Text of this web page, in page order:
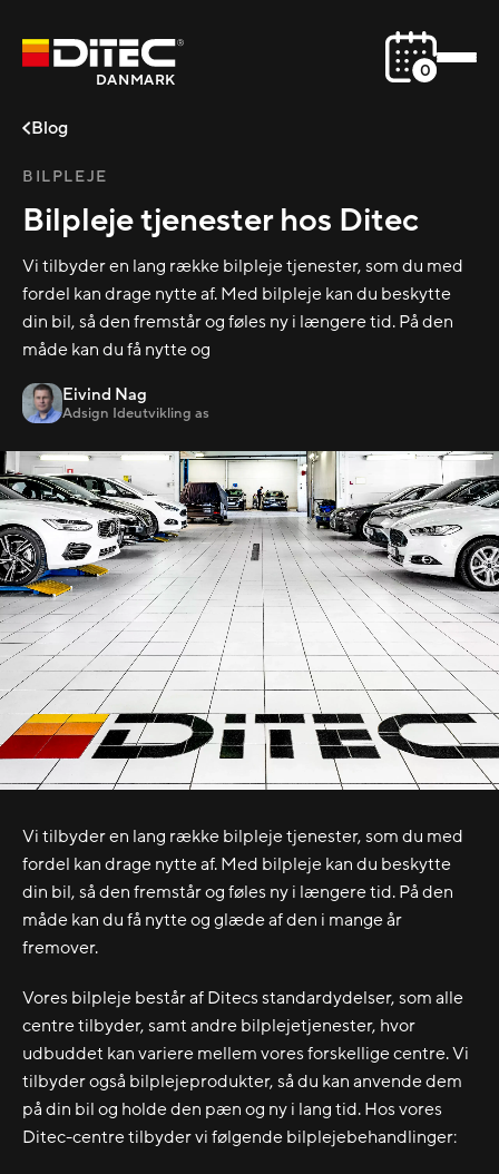
DANMARK 0
Blog
BILPLEJE
Bilpleje tjenester hos Ditec
Vi tilbyder en lang række bilpleje tjenester, som du med
fordel kan drage nytte af. Med bilpleje kan du beskytte
din bil, så den fremstår og føles ny i længere tid. På den
måde kan du få nytte og
Eivind Nag
Adsign Ideutvikling as
Vi tilbyder en lang række bilpleje tjenester, som du med
fordel kan drage nytte af. Med bilpleje kan du beskytte
din bil, så den fremstår og føles ny i længere tid. På den
måde kan du få nytte og glæde af den i mange år
fremover.
Vores bilpleje består af Ditecs standardydelser, som alle
centre tilbyder, samt andre bilplejetjenester, hvor
udbuddet kan variere mellem vores forskellige centre. Vi
tilbyder også bilplejeprodukter, så du kan anvende dem
på din bil og holde den pæn og ny i lang tid. Hos vores
Ditec-centre tilbyder vi følgende bilplejebehandlinger: